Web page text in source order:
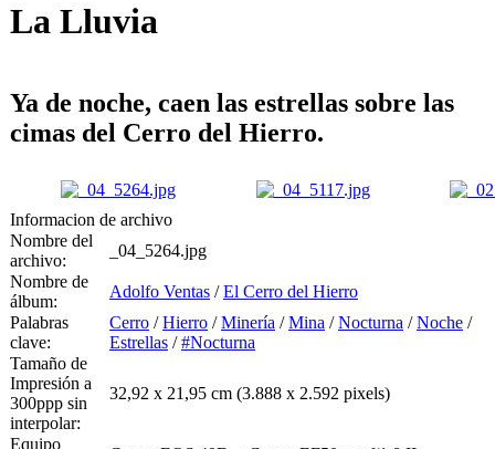
La Lluvia
Ya de noche, caen las estrellas sobre las
cimas del Cerro del Hierro.
Informacion de archivo
Nombre del
archivo:
_04_5264.jpg
Nombre de
álbum:
Adolfo Ventas /El Cerro del Hierro
Palabras
clave:
Cerro /Hierro /Minería /Mina /Nocturna /Noche /
Estrellas /#Nocturna
Tamaño de
Impresión a
300ppp sin
interpolar:
32,92 x 21,95 cm (3.888 x 2.592 pixels)
Equipo